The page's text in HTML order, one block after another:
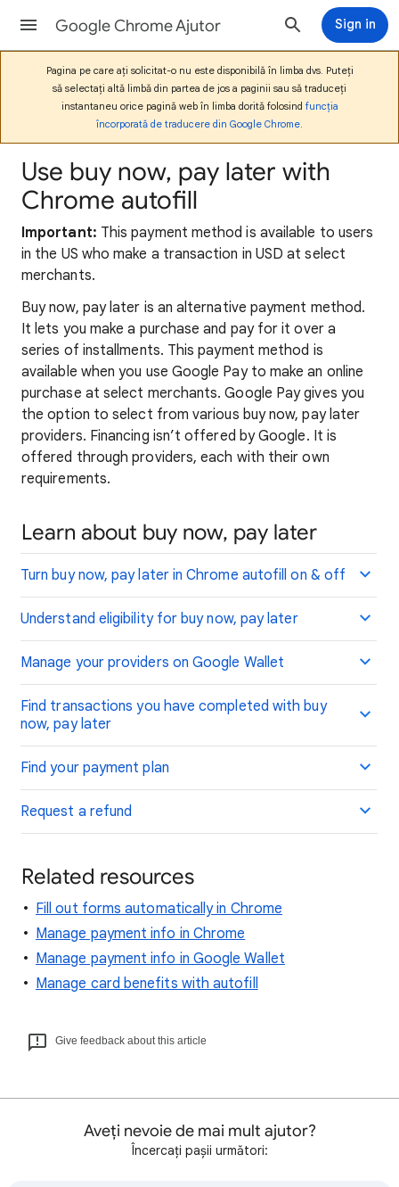
Google Chrome Ajutor Sign in
Pagina pe care ați solicitat-o nu este disponibilă în limba dvs. Puteți
să selectați altă limbă din partea de jos a paginii sau să traduceți
instantaneu orice pagină web în limba dorită folosind funcția
încorporată de traducere din Google Chrome.
Use buy now, pay later with
Chrome autofill
Important: This payment method is available to users
in the US who make a transaction in USD at select
merchants.
Buy now, pay later is an alternative payment method.
It lets you make a purchase and pay for it over a
series of installments. This payment method is
available when you use Google Pay to make an online
purchase at select merchants. Google Pay gives you
the option to select from various buy now, pay later
providers. Financing isn’t offered by Google. It is
offered through providers, each with their own
requirements.
Learn about buy now, pay later
Turn buy now, pay later in Chrome autofill on & off
Understand eligibility for buy now, pay later
Manage your providers on Google Wallet
Find transactions you have completed with buy
now, pay later
Find your payment plan
Request a refund
Related resources
Fill out forms automatically in Chrome
Manage payment info in Chrome
Manage payment info in Google Wallet
Manage card benefits with autofill
Give feedback about this article
Aveți nevoie de mai mult ajutor?
Încercați pașii următori: